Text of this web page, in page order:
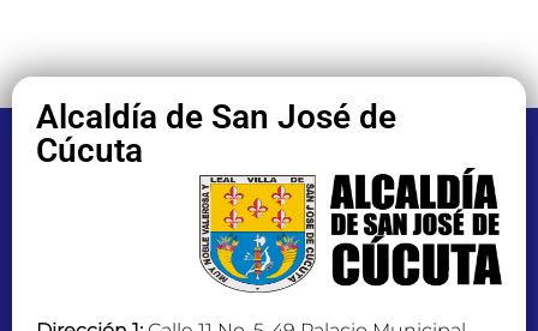
Alcaldía de San José de
Cúcuta